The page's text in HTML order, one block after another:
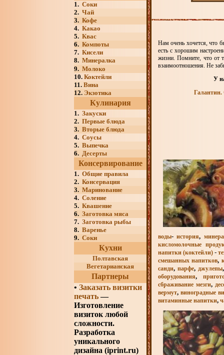
1. Соки
2. Чай
3. Кофе
4. Какао
5. Квас
6. Компоты
7. Кисели
8. Минералка
9. Молоко
10. Коктейли
11. Вина
12. Экзотика
Кулинария
1. Закуски
2. Первые блюда
3. Вторые блюда
4. Соусы
5. Выпечка
6. Десерты
Консервирование
1. Общие правила
2. Консервация
3. Маринование
4. Соление
5. Квашение
6. Заготовка мяса
7. Заготовка рыбы
8. Варенье
9. Соки
Кухни
Полтавская
Вегетарианская
Партнеры
• Заказать визитки
печать—
Изготовление
визиток любой
сложности.
Разработка
уникального
дизайна (iprint.ru)
Нам очень хочется, что
есть с хорошим
жизни. Помните, что от
взаимоотношения. Не
У
Галантин.
воды-история,
кисломолочные
напитки (коктейли) -
смешанных напитков,
санди, парфе, джулепы
оборудования,
сбраживание мезги,
вермут, виноградные
витаминные напитки,